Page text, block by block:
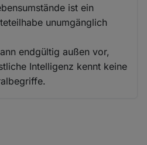
ist ein
unumgänglich
endgültig außen vor,
Intelligenz kennt keine